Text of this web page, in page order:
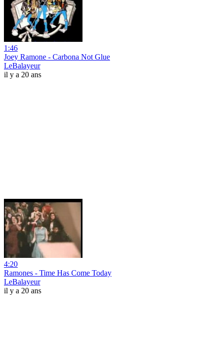
1:46
Joey Ramone - Carbona Not Glue
LeBalayeur
il y a 20 ans
4:20
Ramones - Time Has Come Today
LeBalayeur
il y a 20 ans